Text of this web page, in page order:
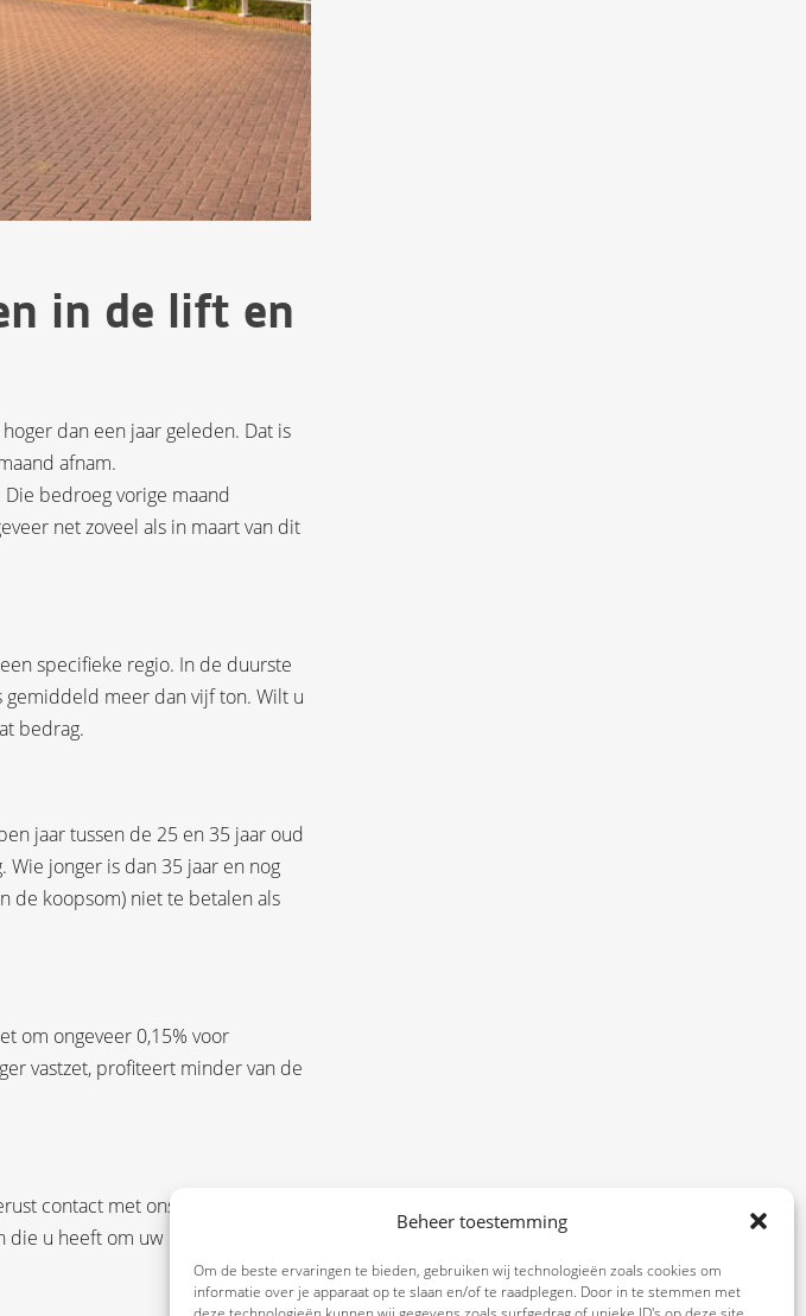
Beheer toestemming
Om de beste ervaringen te bieden, gebruiken wij technologieën zoals cookies om
informatie over je apparaat op te slaan en/of te raadplegen. Door in te stemmen met
in de lift en
dan een jaar geleden. Dat is
afnam.
bedroeg vorige maand
net zoveel als in maart van dit
specifieke regio. In de duurste
meer dan vijf ton. Wilt u
bedrag.
jaar tussen de 25 en 35 jaar oud
jonger is dan 35 jaar en nog
de koopsom) niet te betalen als
om ongeveer 0,15% voor
vastzet, profiteert minder van de
contact met ons op. Als uw
u heeft om uw nieuwe huis te